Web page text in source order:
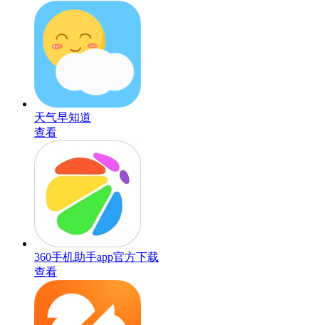
天气早知道
查看
360手机助手app官方下载
查看